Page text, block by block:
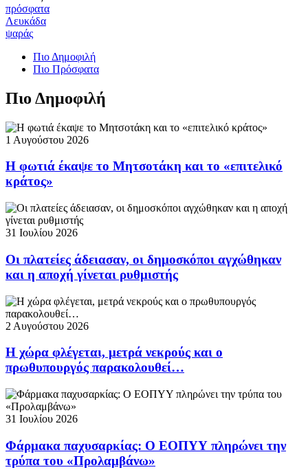
πρόσφατα
Λευκάδα
ψαράς
Πιο Δημοφιλή
Πιο Πρόσφατα
Πιο Δημοφιλή
1 Αυγούστου 2026
Η φωτιά έκαψε το Μητσοτάκη και το «επιτελικό
κράτος»
31 Ιουλίου 2026
Οι πλατείες άδειασαν, οι δημοσκόποι αγχώθηκαν
και η αποχή γίνεται ρυθμιστής
2 Αυγούστου 2026
Η χώρα φλέγεται, μετρά νεκρούς και ο
πρωθυπουργός παρακολουθεί…
31 Ιουλίου 2026
Φάρμακα παχυσαρκίας: Ο ΕΟΠΥΥ πληρώνει την
τρύπα του «Προλαμβάνω»